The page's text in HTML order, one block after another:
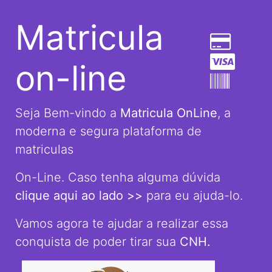
Matricula
on-line
Seja Bem-vindo a Matricula OnLine, a
moderna e segura plataforma de
matriculas
On-Line. Caso tenha alguma dúvida
clique aqui ao lado >> para eu ajuda-lo.
Vamos agora te ajudar a realizar essa
conquista de poder tirar sua CNH.